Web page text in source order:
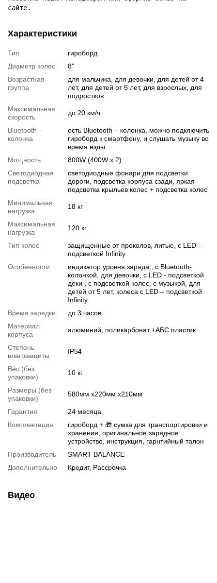
сайте.
Характеристики
Тип
гироборд
Диаметр колес
8"
Возрастная
группа
для мальчика, для девочки, для детей от 4
лет, для детей от 5 лет, для взрослых, для
подростков
Максимальная
скорость
до 20 км/ч
Bluetooth –
колонка
есть Bluetooth – колонка, можно подключить
гироборд к смартфону, и слушать музыку во
время езды
Мощность
800W (400W x 2)
Светодиодная
подсветка
светодиодные фонари для подсветки
дороги, подсветка корпуса сзади, яркая
подсветка крыльев колес + подсветка колес
Минимальная
нагрузка
18 кг
Максимальная
нагрузка
120 кг
Тип колес
защищенные от проколов, литые, с LED –
подсветкой Infinity
Особенности
индикатор уровня заряда , с Bluetooth-
колонкой, для девочки, c LED - подсветкой
деки , с подсветкой колес, с музыкой, для
детей от 5 лет, колеса с LED – подсветкой
Infinity
Время зарядки
до 3 часов
Материал
корпуса
алюминий, поликарбонат +АБС пластик
Степень
влагозащиты
IP54
Вес (без
упаковки)
10 кг
Размеры (без
упаковки)
580мм х220мм х210мм
Гарантия
24 месяца
Комплектация
гироборд + 🎁 сумка для транспортировки и
хранения, оригинальное зарядное
устройство, инструкция, гарнтийный талон
Производитель
SMART BALANCE
Дополнительно
Кредит, Рассрочка
Видео